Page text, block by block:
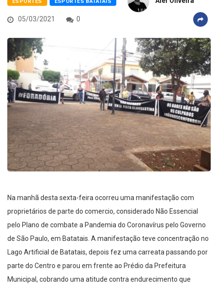
ESPORTES ESPORTES BATATAIS Alef Oliveira
05/03/2021 0
Na manhã desta sexta-feira ocorreu uma manifestação com
proprietários de parte do comercio, considerado Não Essencial
pelo Plano de combate a Pandemia do Coronavírus pelo Governo
de São Paulo, em Batatais. A manifestação teve concentração no
Lago Artificial de Batatais, depois fez uma carreata passando por
parte do Centro e parou em frente ao Prédio da Prefeitura
Municipal, cobrando uma atitude contra endurecimento que